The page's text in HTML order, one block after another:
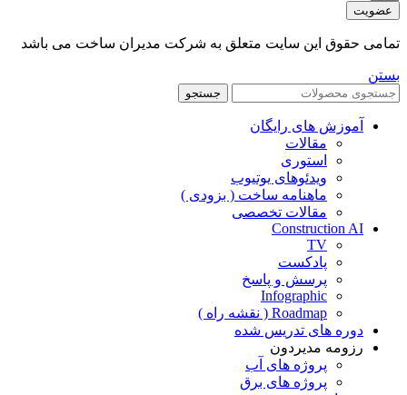
عضویت
تمامی حقوق این سایت متعلق به شرکت مدیران ساخت می باشد
بستن
جستجو
آموزش های رایگان
مقالات
استوری
ویدئوهای یوتیوب
ماهنامه ساخت ( بزودی )
مقالات تخصصی
Construction AI
TV
پادکست
پرسش و پاسخ
Infographic
Roadmap ( نقشه راه )
دوره های تدریس شده
رزومه مدیردون
پروژه های آب
پروژه های برق